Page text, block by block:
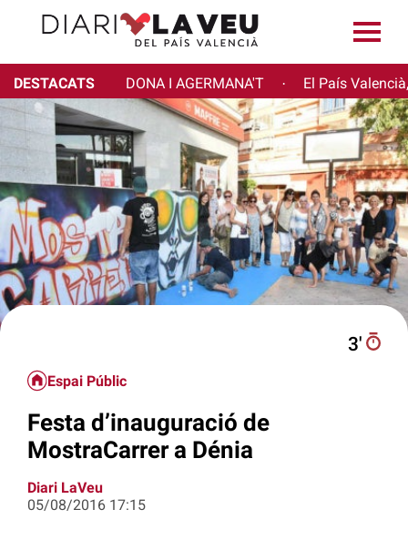
DESTACATS DONA I AGERMANA'T · El País
3′
Espai Públic
Festa d’inauguració de
MostraCarrer a Dénia
Diari LaVeu
05/08/2016 17:15